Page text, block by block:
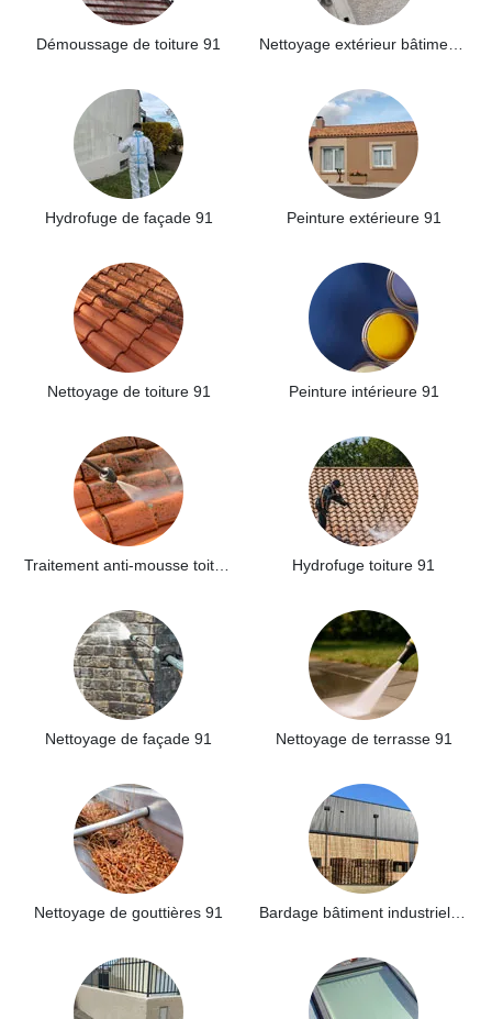
Démoussage de toiture 91
Hydrofuge de façade 91 Peinture extérieure 91
Nettoyage de toiture 91 Peinture intérieure 91
Hydrofuge toiture 91
Nettoyage de façade 91 Nettoyage de terrasse 91
Nettoyage de gouttières 91